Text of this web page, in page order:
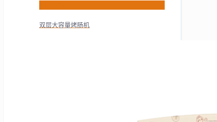
双层大容量烤肠机